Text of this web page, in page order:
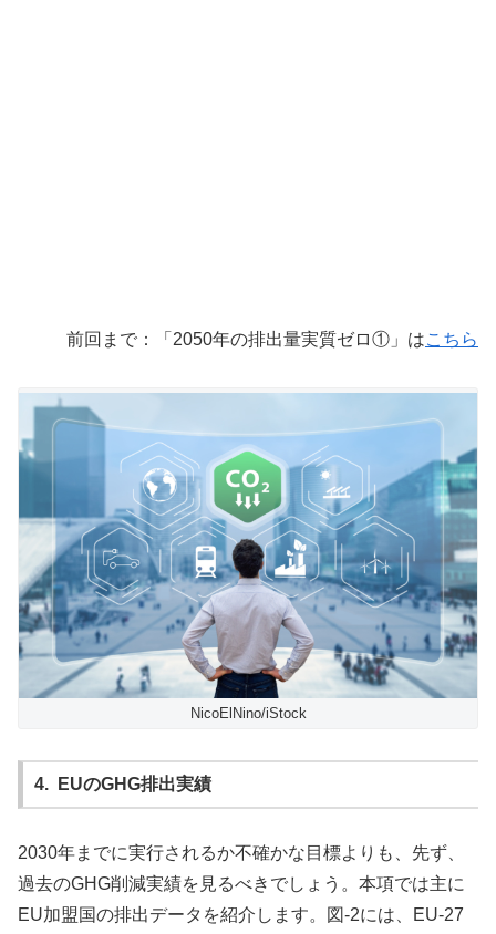
前回まで：「2050年の排出量実質ゼロ①」はこちら
NicoElNino/iStock
4. EUのGHG排出実績
2030年までに実行されるか不確かな目標よりも、先ず、
過去のGHG削減実績を見るべきでしょう。本項では主に
EU加盟国の排出データを紹介します。図-2には、EU-27